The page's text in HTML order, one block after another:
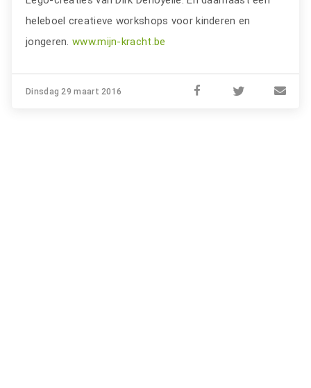
heleboel creatieve workshops voor kinderen en
jongeren. www.mijn-kracht.be
Dinsdag 29 maart 2016